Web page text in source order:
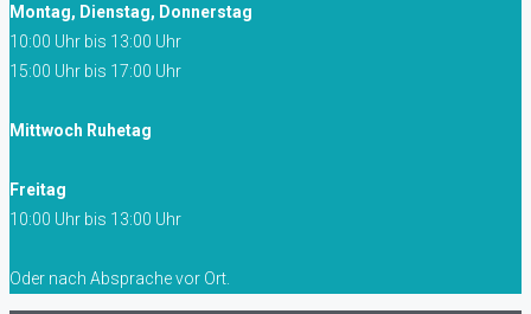
Montag, Dienstag, Donnerstag
10:00 Uhr bis 13:00 Uhr
15:00 Uhr bis 17:00 Uhr
Mittwoch Ruhetag
Freitag
10:00 Uhr bis 13:00 Uhr
Oder nach Absprache vor Ort.